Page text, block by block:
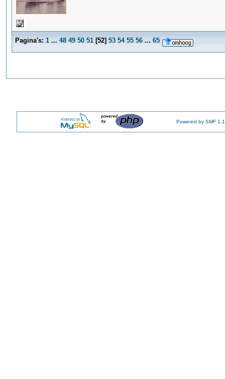
Pagina's: 1 ... 48 49 50 51 [52] 53 54 55 56 ... 65
Powered by SMF